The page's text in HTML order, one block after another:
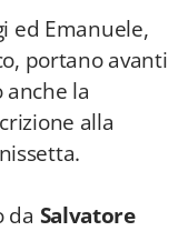
ed Emanuele,
portano avanti
la
alla
da Salvatore